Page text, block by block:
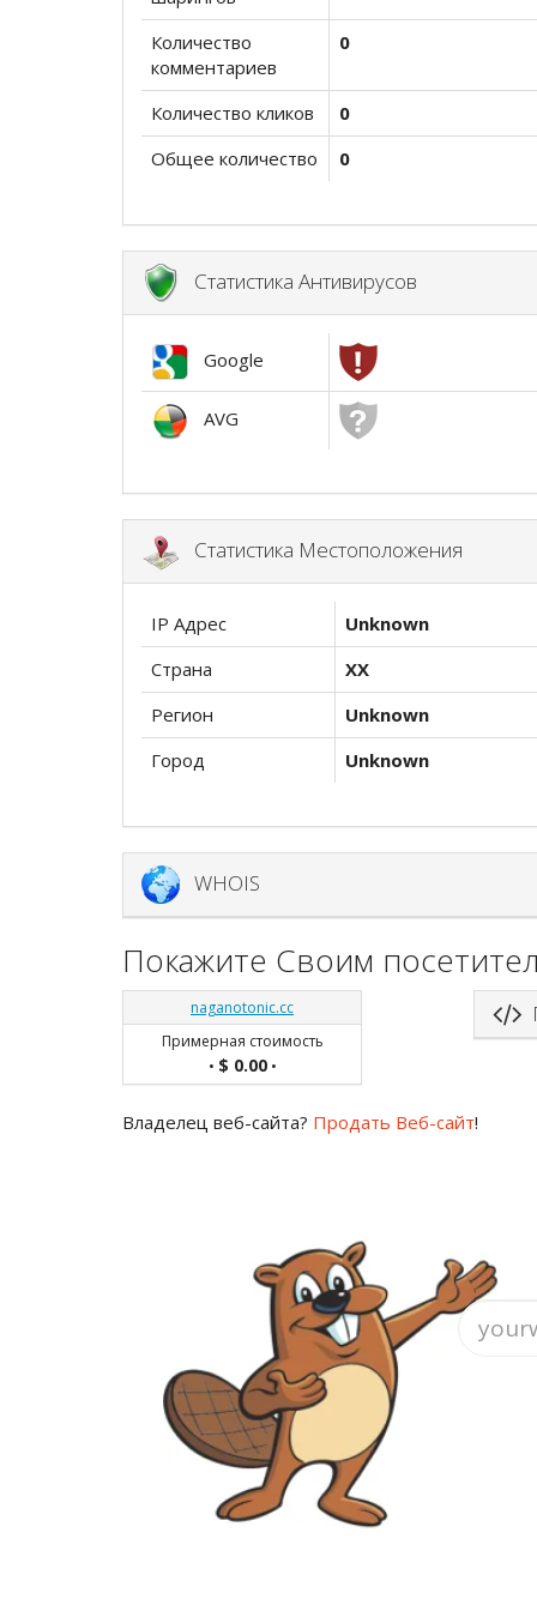
Количество
комментариев
0
Количество кликов
0
Общее количество
0
Статистика Антивирусов
Google
AVG
Статистика Местоположения
IP Адрес
Unknown
Страна
XX
Регион
Unknown
Город
Unknown
WHOIS
Покажите Своим
naganotonic.cc
Примерная стоимость
• $ 0.00•
Владелец веб-сайта? Продать Веб-сайт!